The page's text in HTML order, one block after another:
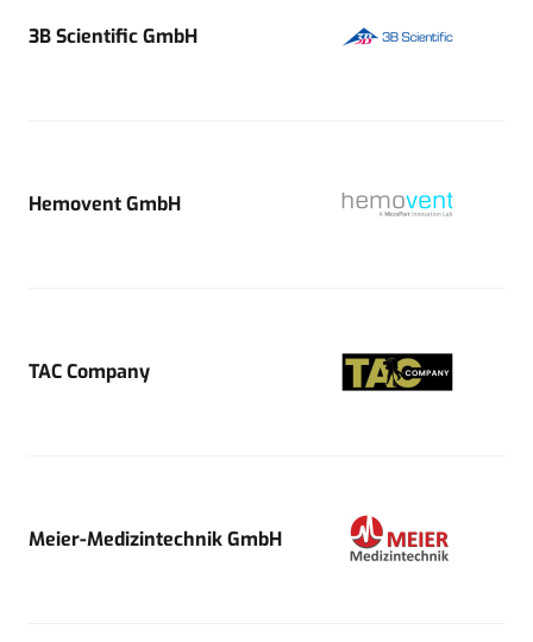
3B Scientific GmbH
Hemovent GmbH
TAC Company
Meier-Medizintechnik GmbH